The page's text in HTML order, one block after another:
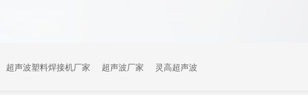
超声波塑料焊接机厂家 超声波厂家 灵高超声波